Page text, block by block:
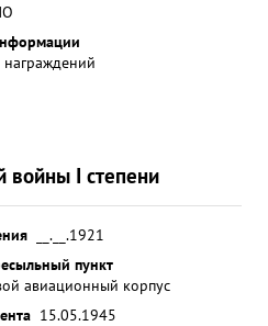
награждений
войны I степени
__.__.1921
пункт
авиационный корпус
15.05.1945